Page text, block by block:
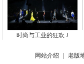
时尚与工业的狂欢 J
网站介绍 老版